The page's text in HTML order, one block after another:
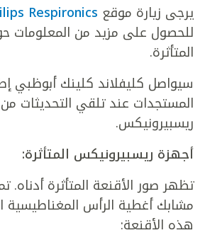
يرجى زيارة موقع Respironics
للحصول على مزيد من المعلومات
المتأثرة.
سيواصل كليفلاند كلينك أبوظبي
المستجدات عند تلقي التحديثات
ريسبيرونيكس.
أجهزة ريسبيرونيكس المتأثرة:
تظهر صور الأقنعة المتأثرة
مشابك أغطية الرأس المغناطيسية
هذه الأقنعة: